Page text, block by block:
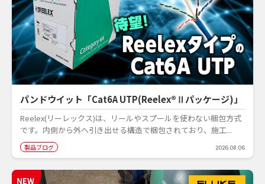
パンドウイット「Cat6A UTP(Reelex®Ⅱパッケージ)」
Reelex(リーレックス)は、リールやスプールを使わない梱包方式
です。内側から外へ引き出せる構造で梱包されており、施工...
製品ブログ 2026.08.06